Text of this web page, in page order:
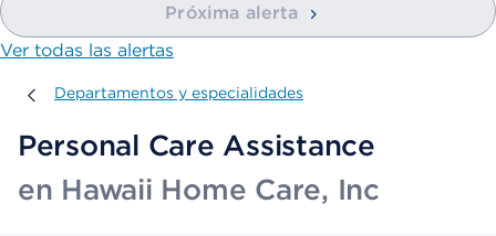
Próxima alerta
Ver todas las alertas
Departamentos y especialidades
Departamentos y especialidades
Personal Care Assistance
en Hawaii Home Care, Inc